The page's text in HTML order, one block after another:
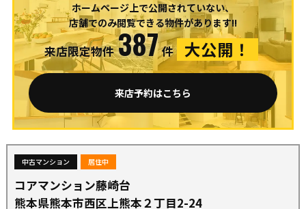
ホームページ上で公開されていない、
店舗でのみ閲覧できる物件があります!!
来店限定物件 387 件 大公開！
来店予約はこちら
中古マンション 居住中
コアマンション藤崎台
熊本県熊本市西区上熊本２丁目2-24